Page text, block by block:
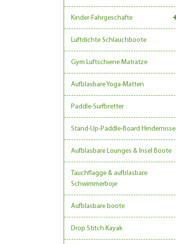
Kinder-Fahrgeschäfte
Luftdichte Schlauchboote
Gym Luftschiene Matratze
Aufblasbare Yoga-Matten
Paddle-Surfbretter
Stand-Up-Paddle-Board Hindernisse
Aufblasbare Lounges & Insel Boote
Tauchflagge & aufblasbare
Schwimmerboje
Aufblasbare boote
Drop Stitch Kayak